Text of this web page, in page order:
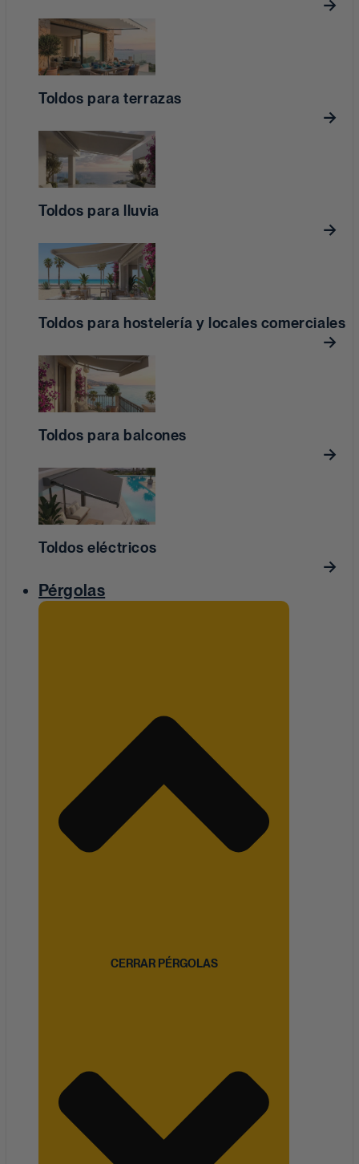
Toldos para terrazas
Toldos para lluvia
Toldos para hostelería y locales comerciales
Toldos para balcones
Toldos eléctricos
Pérgolas
CERRAR PÉRGOLAS